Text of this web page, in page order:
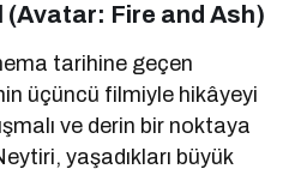
(Avatar: Fire and Ash)
tarihine geçen
üçüncü filmiyle hikâyeyi
ve derin bir noktaya
yaşadıkları büyük